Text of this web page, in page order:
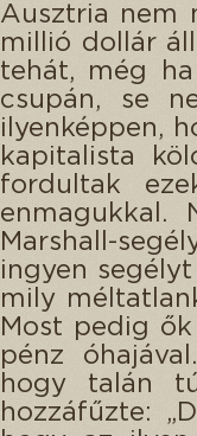
Ausztria nem
millió dollár
tehát, még
csupán, se
ilyenképpen,
kapitalista
fordultak
enmagukkal.
Marshall-
ingyen
mily
Most pedig
pénz
hogy talán
hozzáfűzte: